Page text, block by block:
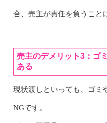
合、売主が責任を負うこと
売主のデメリット3：ゴ
ある
現状渡しといっても、ゴミ
NGです。